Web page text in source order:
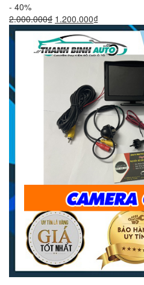
- 40%
2.000.000₫ Giá
gốc
là:
2.000.000₫.
1.200.000₫Giá
hiện
tại
là:
1.200.000₫.